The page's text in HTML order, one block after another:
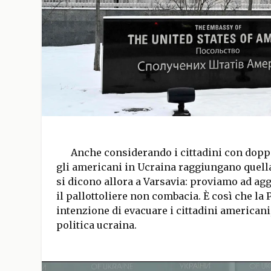
Anche considerando i cittadini con
gli americani in Ucraina raggiungano
si dicono allora a Varsavia: proviamo ad
il pallottoliere non combacia. È così che la
intenzione di evacuare i cittadini
politica ucraina.